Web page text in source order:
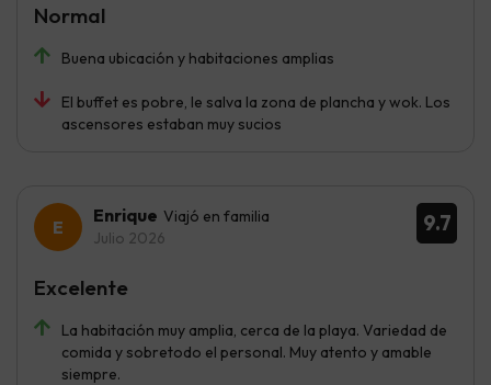
Buena ubicación y habitaciones amplias
El buffet es pobre, le salva la zona de plancha y wok. Los
ascensores estaban muy sucios
Normal
9.7
Enrique Viajó en familia
Julio 2026
La habitación muy amplia, cerca de la playa. Variedad de
comida y sobretodo el personal. Muy atento y amable
siempre.
Excelente